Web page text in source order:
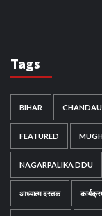
Tags
BIHAR
FEATURED
NAGARPALIKA DDU
आध्यात्म दस्तक